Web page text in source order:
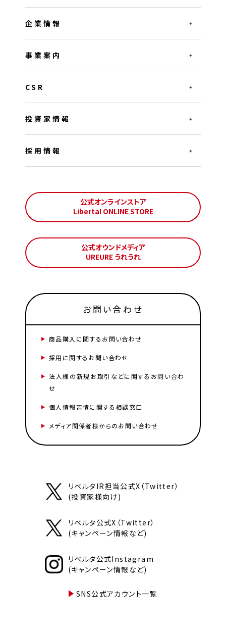
企業情報
事業案内
CSR
投資家情報
採用情報
公式オンラインストア
Liberta! ONLINE STORE
公式オウンドメディア
UREURE うれうれ
お問い合わせ
商品購入に関するお問い合わせ
採用に関するお問い合わせ
法人様の新規お取引などに関するお問い合わ
せ
個人情報苦情に関する相談窓口
メディア関係者様からのお問い合わせ
リベルタIR担当公式X（Twitter）
(投資家様向け)
リベルタ公式X（Twitter）
(キャンペーン情報など)
リベルタ公式Instagram
(キャンペーン情報など)
SNS公式アカウント一覧